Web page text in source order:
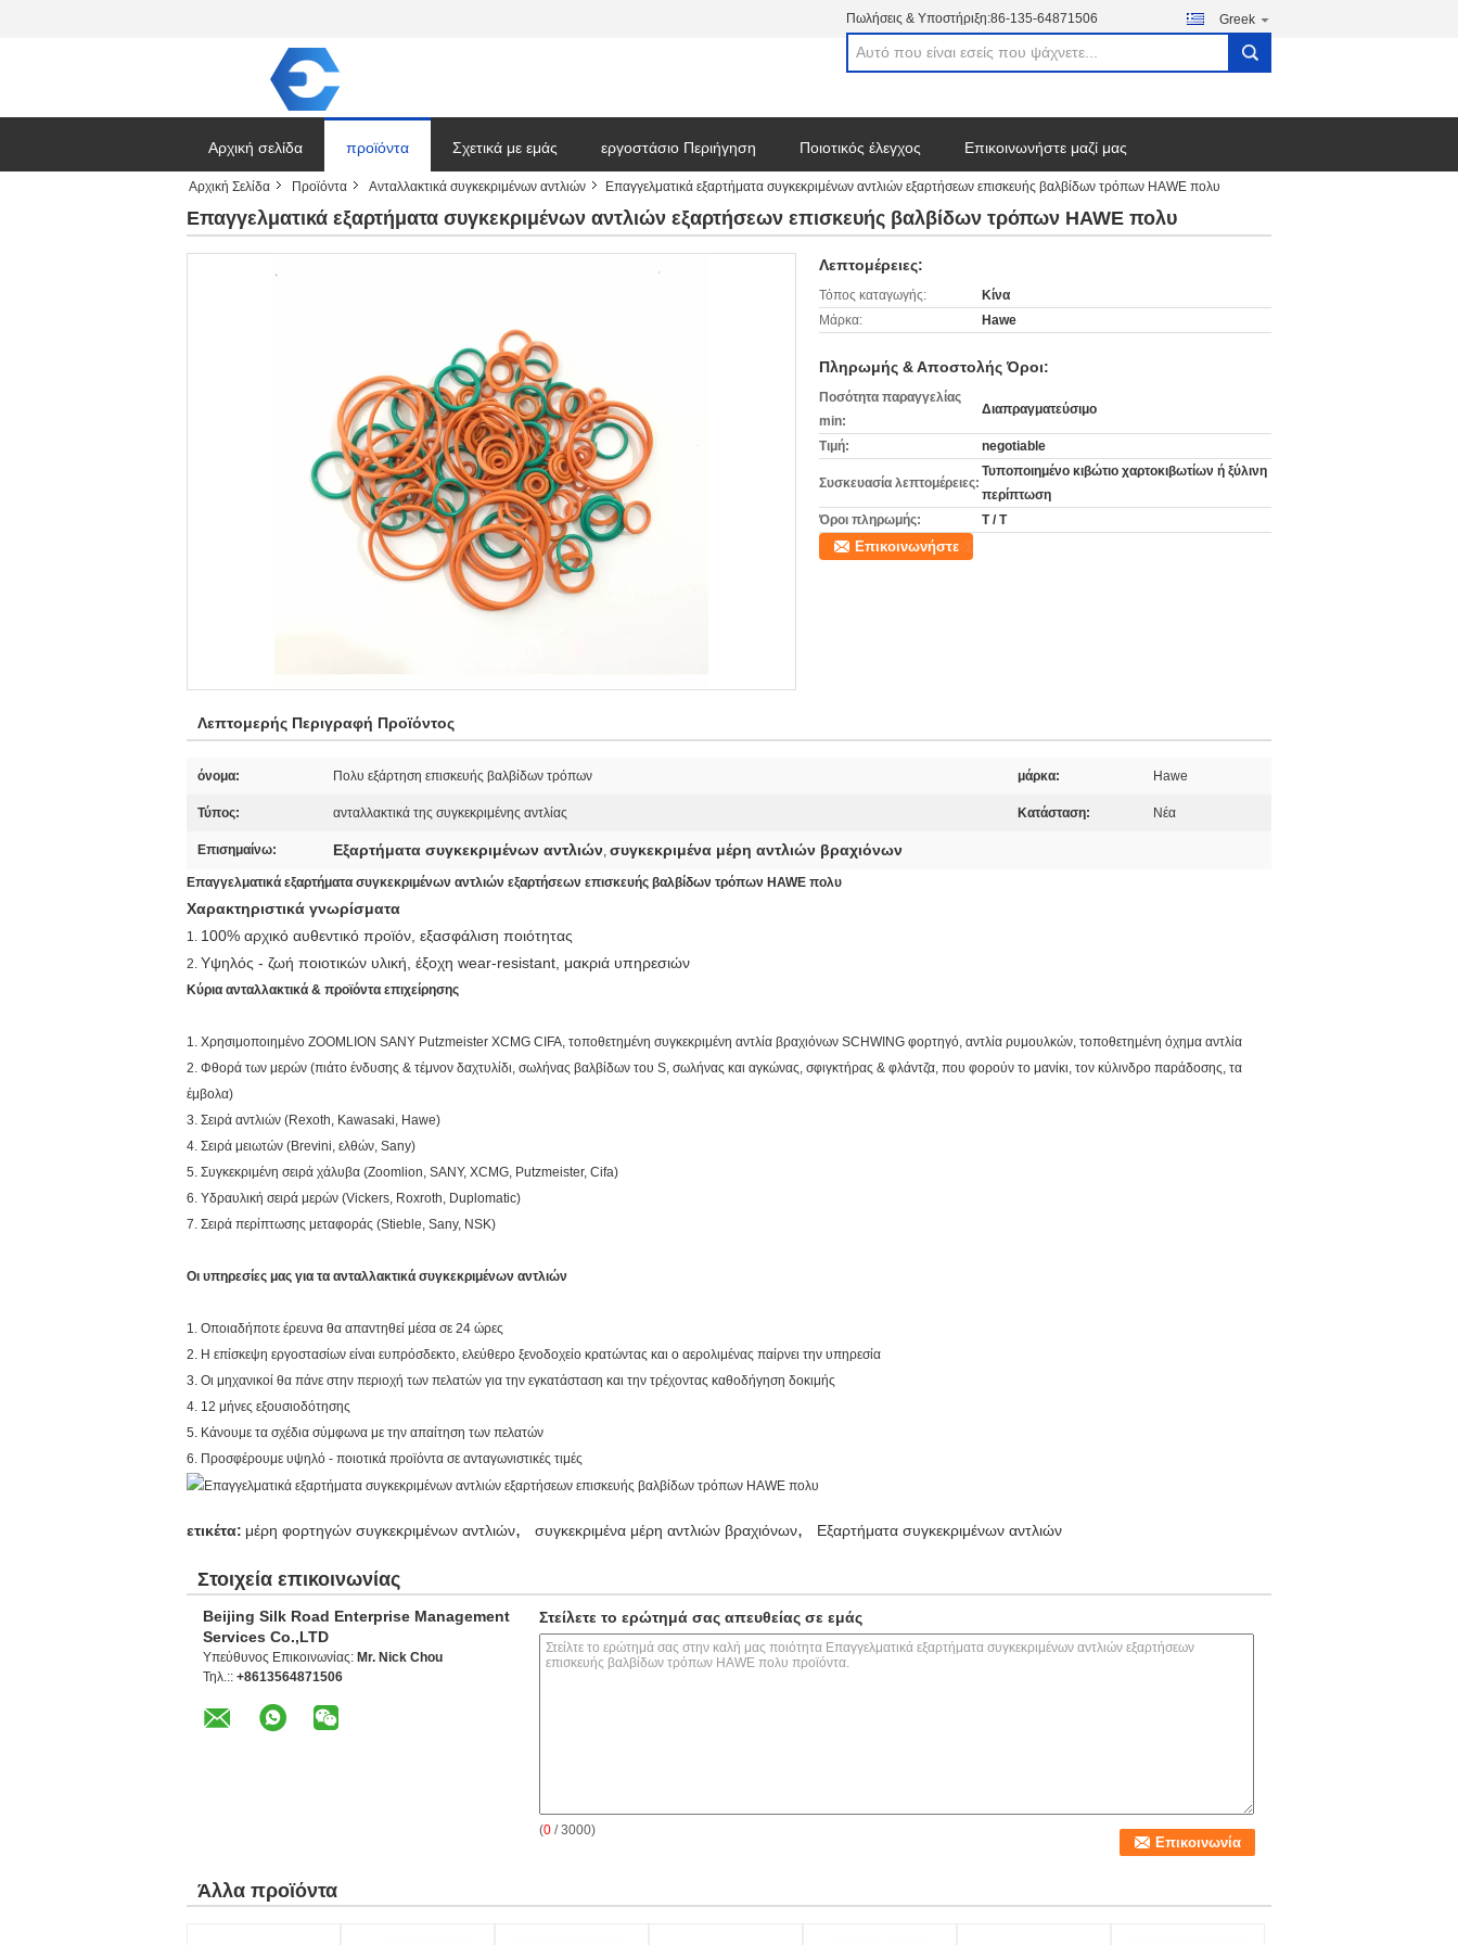
Πωλήσεις & Υποστήριξη:86-135-64871506 Greek
search
Αρχική σελίδα προϊόντα Σχετικά με εμάς εργοστάσιο Περιήγηση Ποιοτικός έλεγχος Επικοινωνήστε μαζί μας
Ζητήστε ένα απόσπασμα
Αρχική Σελίδα Προϊόντα Ανταλλακτικά συγκεκριμένων αντλιών Επαγγελματικά εξαρτήματα συγκεκριμένων αντλιών εξαρτήσεων επισκευής βαλβίδων τρόπων HAWE πολυ
Επαγγελματικά εξαρτήματα συγκεκριμένων αντλιών εξαρτήσεων επισκευής βαλβίδων τρόπων HAWE πολυ
Λεπτομέρειες:
Τόπος καταγωγής:
Κίνα
Μάρκα:
Hawe
Πληρωμής & Αποστολής Όροι:
Ποσότητα παραγγελίας
min:
Διαπραγματεύσιμο
Τιμή: negotiable
Συσκευασία λεπτομέρειες:
Τυποποιημένο κιβώτιο χαρτοκιβωτίων ή ξύλινη
περίπτωση
Όροι πληρωμής:
T / T
Επικοινωνήστε
Λεπτομερής Περιγραφή Προϊόντος
όνομα: Πολυ εξάρτηση επισκευής βαλβίδων τρόπων μάρκα: Hawe
Τύπος: ανταλλακτικά της συγκεκριμένης αντλίας Κατάσταση: Νέα
Επισημαίνω: Εξαρτήματα συγκεκριμένων αντλιών, συγκεκριμένα μέρη αντλιών βραχιόνων
Επαγγελματικά εξαρτήματα συγκεκριμένων αντλιών εξαρτήσεων επισκευής βαλβίδων τρόπων HAWE πολυ
Χαρακτηριστικά γνωρίσματα
1. 100% αρχικό αυθεντικό προϊόν, εξασφάλιση ποιότητας
2. Υψηλός - ζωή ποιοτικών υλική, έξοχη wear-resistant, μακριά υπηρεσιών
Κύρια ανταλλακτικά & προϊόντα επιχείρησης
1. Χρησιμοποιημένο ZOOMLION SANY Putzmeister XCMG CIFA, τοποθετημένη συγκεκριμένη αντλία βραχιόνων SCHWING φορτηγό, αντλία ρυμουλκών, τοποθετημένη όχημα αντλία
2. Φθορά των μερών (πιάτο ένδυσης & τέμνον δαχτυλίδι, σωλήνας βαλβίδων του S, σωλήνας και αγκώνας, σφιγκτήρας & φλάντζα, που φορούν το μανίκι, τον κύλινδρο παράδοσης, τα
έμβολα)
3. Σειρά αντλιών (Rexoth, Kawasaki, Hawe)
4. Σειρά μειωτών (Brevini, ελθών, Sany)
5. Συγκεκριμένη σειρά χάλυβα (Zoomlion, SANY, XCMG, Putzmeister, Cifa)
6. Υδραυλική σειρά μερών (Vickers, Roxroth, Duplomatic)
7. Σειρά περίπτωσης μεταφοράς (Stieble, Sany, NSK)
Οι υπηρεσίες μας για τα ανταλλακτικά συγκεκριμένων αντλιών
1. Οποιαδήποτε έρευνα θα απαντηθεί μέσα σε 24 ώρες
2. Η επίσκεψη εργοστασίων είναι ευπρόσδεκτο, ελεύθερο ξενοδοχείο κρατώντας και ο αερολιμένας παίρνει την υπηρεσία
3. Οι μηχανικοί θα πάνε στην περιοχή των πελατών για την εγκατάσταση και την τρέχοντας καθοδήγηση δοκιμής
4. 12 μήνες εξουσιοδότησης
5. Κάνουμε τα σχέδια σύμφωνα με την απαίτηση των πελατών
6. Προσφέρουμε υψηλό - ποιοτικά προϊόντα σε ανταγωνιστικές τιμές
ετικέτα: μέρη φορτηγών συγκεκριμένων αντλιών, συγκεκριμένα μέρη αντλιών βραχιόνων, Εξαρτήματα συγκεκριμένων αντλιών
Στοιχεία επικοινωνίας
Beijing Silk Road Enterprise Management
Services Co.,LTD
Υπεύθυνος Επικοινωνίας: Mr. Nick Chou
Τηλ.:: +8613564871506
Στείλετε το ερώτημά σας απευθείας σε εμάς
(0 / 3000)
Άλλα προϊόντα